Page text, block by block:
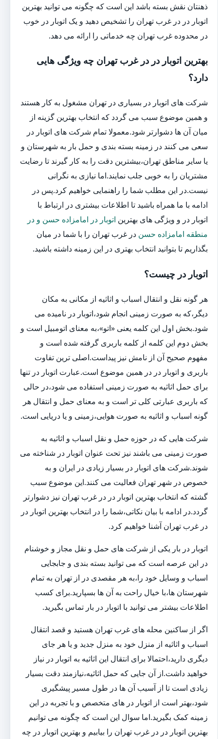
ذهنتان نقش بسته باشد این است که چگونه می توانید بهترین
اتوبار در در غرب تهران را تشخیص دهید و یک اتوبار در خوب
در محدوده غرب تهران چه خدماتی را ارائه می دهد.
بهترین اتوبار در در غرب تهران چه ویژگی هایی
دارد؟
شرکت های اتوبار در بسیاری در تهران مشغول به کار هستند
و همین موضوع سبب می گردد که انتخاب بهترین گزینه از
میان آن ها دشوارتر شود.معمولا تمام شرکت های اتوبار در
سعی می کنند در زمینه بسته بندی و حمل بار به شهرستان و
یا سایر مناطق تهران،بیشترین دقت را به کار گیرند تا رضایت
مشتریان را به خوبی جلب نمایند.اما نیازی به نگرانی
نیست.در این مطلب شما را راهنمایی خواهیم کرد.پس در
ادامه با ما همراه باشید تا اطلاعات بیشتری در ارتباط با
اتوبار در و ویژگی های بهترین اتوبار در امامزاده حسن و در
منطقه امامزاده حسن در غرب تهران را با شما در میان
بگذاریم تا بتوانید انتخاب بهتری در این زمینه داشته باشید.
اتوبار در چیست؟
هر گونه نقل و انتقال اسباب و اثاثیه از مکانی به مکان
دیگر،که به صورت زمینی انجام شود،اتوبار در نامیده می
شود.بخش اول این کلمه یعنی «اتو»،به معنای اتومبیل است و
بخش دوم این کلمه از کلمه باربری گرفته شده است و
مفهوم صحیح آن از نامش نیز پیداست.اصلی ترین تفاوت
باربری و اتوبار در در همین موضوع است.عبارت اتوبار در تنها
برای حمل اثاثیه به صورت زمینی استفاده می شود،در حالی
که باربری عبارتی کلی تر است و به معنای حمل و انتقال هر
گونه اسباب و اثاثیه به صورت هوایی،زمینی و یا دریایی است.
شرکت هایی که در حوزه حمل و نقل اسباب و اثاثیه به
صورت زمینی می باشند نیز تحت عنوان اتوبار در شناخته می
شوند.شرکت های اتوبار در بسیار زیادی در ایران و به
خصوص در شهر تهران فعالیت می کنند.این موضوع سبب
گشته که انتخاب بهترین اتوبار در در غرب تهران نیز دشوارتر
گردد.در ادامه با بیان نکاتی،شما را در انتخاب بهترین اتوبار در
در غرب تهران آشنا خواهیم کرد.
اتوبار در بار یکی از شرکت های حمل و نقل مجاز و خوشنام
در این عرصه است که می توانید بسته بندی و جابجایی
اسباب و وسایل خود را،به هر مقصدی در از تهران به تمام
شهرستان ها،با خیال راحت به آن ها بسپارید.برای کسب
اطلاعات بیشتر می توانید با اتوبار در بار تماس بگیرید.
اگر از ساکنین محله های غرب تهران هستید و قصد انتقال
اسباب و اثاثیه از منزل خود به منزل جدید و یا هر جای
دیگری دارید،احتمالا برای انتقال این اثاثیه به اتوبار در نیاز
خواهید داشت.از آن جایی که حمل اثاثیه،نیازمند دقت بسیار
زیادی است تا از آسیب آن ها در طول مسیر پیشگیری
شود،بهتر است از اتوبار در های متخصص و با تجربه در این
زمینه کمک بگیرید.اما سوال این است که چگونه می توانیم
بهترین اتوبار در در غرب تهران را بیابیم و بهترین اتوبار در چه